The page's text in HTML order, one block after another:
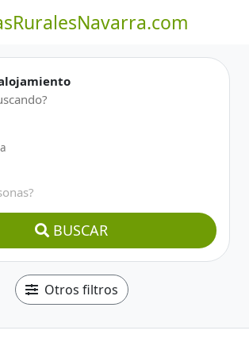
BUSCAR
Otros filtros